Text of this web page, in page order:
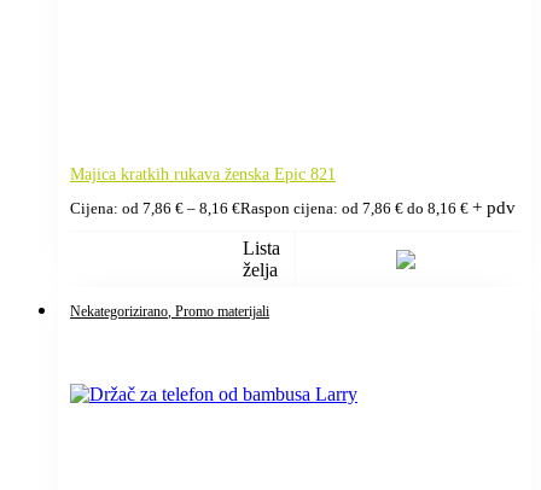
Majica kratkih rukava ženska Epic 821
Cijena: od 7,86 € – 8,16 €Raspon cijena: od 7,86 € do 8,16 € + pdv
Lista
želja
Nekategorizirano , Promo materijali